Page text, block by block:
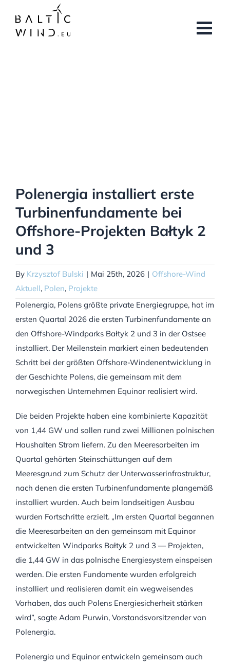
content
Polenergia installiert erste
Turbinenfundamente bei
Offshore-Projekten Bałtyk 2
und 3
By Krzysztof Bulski | Mai 25th, 2026 | Offshore-Wind
Aktuell, Polen, Projekte
Polenergia, Polens größte private Energiegruppe, hat im
ersten Quartal 2026 die ersten Turbinenfundamente an
den Offshore-Windparks Bałtyk 2 und 3 in der Ostsee
installiert. Der Meilenstein markiert einen bedeutenden
Schritt bei der größten Offshore-Windenentwicklung in
der Geschichte Polens, die gemeinsam mit dem
norwegischen Unternehmen Equinor realisiert wird.
Die beiden Projekte haben eine kombinierte Kapazität
von 1,44 GW und sollen rund zwei Millionen polnischen
Haushalten Strom liefern. Zu den Meeresarbeiten im
Quartal gehörten Steinschüttungen auf dem
Meeresgrund zum Schutz der Unterwasserinfrastruktur,
nach denen die ersten Turbinenfundamente plangemäß
installiert wurden. Auch beim landseitigen Ausbau
wurden Fortschritte erzielt. „Im ersten Quartal begannen
die Meeresarbeiten an den gemeinsam mit Equinor
entwickelten Windparks Bałtyk 2 und 3 — Projekten,
die 1,44 GW in das polnische Energiesystem einspeisen
werden. Die ersten Fundamente wurden erfolgreich
installiert und realisieren damit ein wegweisendes
Vorhaben, das auch Polens Energiesicherheit stärken
wird”, sagte Adam Purwin, Vorstandsvorsitzender von
Polenergia.
Polenergia und Equinor entwickeln gemeinsam auch